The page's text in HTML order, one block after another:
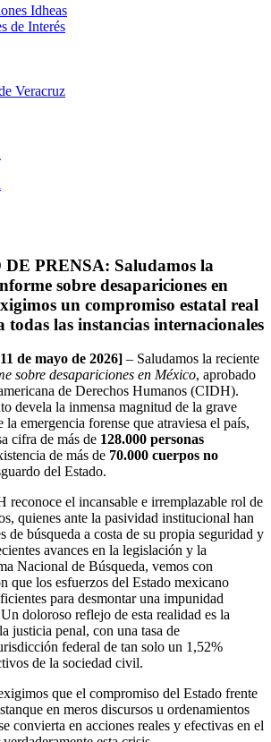
Idheas
de Interés
Veracruz
PRENSA: Saludamos la
sobre desapariciones en
un compromiso estatal real
todas las instancias internacionales
de mayo de 2026] – Saludamos la reciente
sobre desapariciones en México, aprobado
de Derechos Humanos (CIDH).
devela la inmensa magnitud de la grave
emergencia forense que atraviesa el país,
cifra de más de 128.000 personas
de más de 70.000 cuerpos no
del Estado.
el incansable e irremplazable rol de
quienes ante la pasividad institucional han
de búsqueda a costa de su propia seguridad y
avances en la legislación y la
Nacional de Búsqueda, vemos con
que los esfuerzos del Estado mexicano
para desmontar una impunidad
doloroso reflejo de esta realidad es la
justicia penal, con una tasa de
federal de tan solo un 1,52%
de la sociedad civil.
que el compromiso del Estado frente
en meros discursos u ordenamientos
convierta en acciones reales y efectivas en el